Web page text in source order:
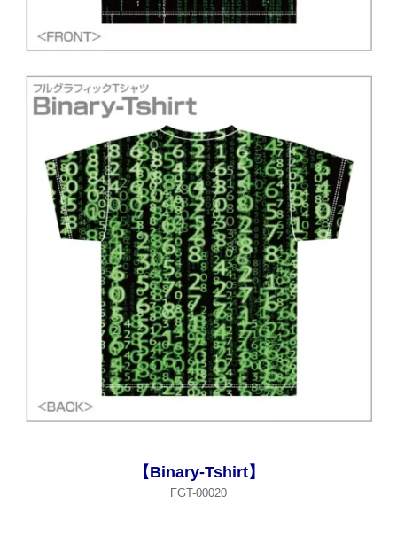
【Binary-Tshirt】
FGT-00020